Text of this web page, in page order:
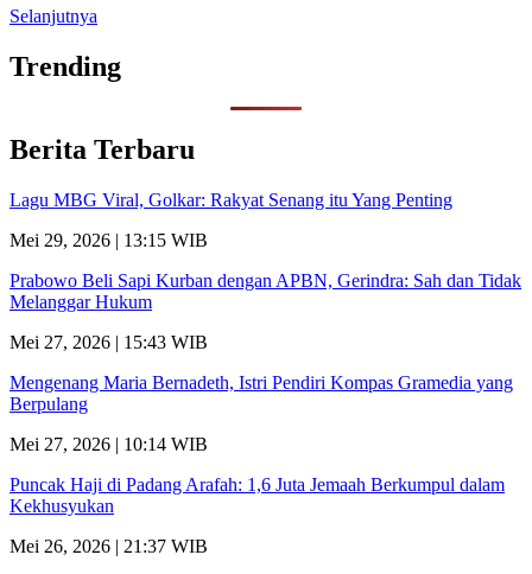
Selanjutnya
Trending
Berita Terbaru
Lagu MBG Viral, Golkar: Rakyat Senang itu Yang Penting
Mei 29, 2026 | 13:15 WIB
Prabowo Beli Sapi Kurban dengan APBN, Gerindra: Sah dan Tidak
Melanggar Hukum
Mei 27, 2026 | 15:43 WIB
Mengenang Maria Bernadeth, Istri Pendiri Kompas Gramedia yang
Berpulang
Mei 27, 2026 | 10:14 WIB
Puncak Haji di Padang Arafah: 1,6 Juta Jemaah Berkumpul dalam
Kekhusyukan
Mei 26, 2026 | 21:37 WIB